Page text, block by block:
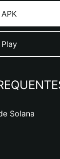
Solana